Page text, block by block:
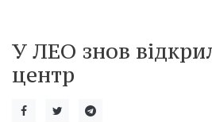
У ЛЕО знов
центр